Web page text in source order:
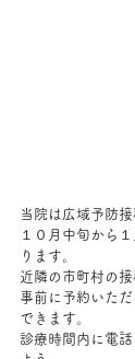
当院は広域予防
１０月中旬から
ります。
近隣の市町村の接
事前に予約いた
できます。
診療時間内に電